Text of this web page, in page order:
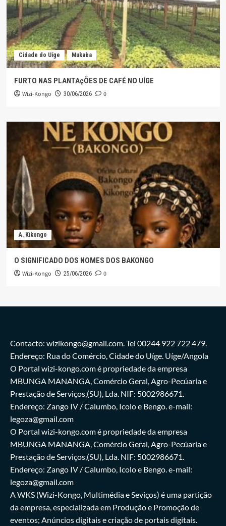
Cidade do Uíge Mukaba
FURTO NAS PLANTAçÕES DE CAFÉ NO UÍGE
Wizi-Kongo 30/06/2026 0
A. Kikongo
O SIGNIFICADO DOS NOMES DOS BAKONGO
Wizi-Kongo 25/06/2026 0
Contacto: wizikongo@gmail.com. Tel 00244 922 722 479.
Endereço: Rua do Comércio, Cidade do Uíge. Uíge/Angola
O Portal wizi-kongo.com é propriedade da empresa
MBUNGA MANANGA, Comércio Geral, Agro-Pecúaria e
Prestação de Serviços,(SU), Lda. NIF: 5002986671.
Endereço: Zango IV / Calumbo, Icolo e Bengo. e-mail:
legoza@gmail.com
O Portal wizi-kongo.com é propriedade da empresa
MBUNGA MANANGA, Comércio Geral, Agro-Pecúaria e
Prestação de Serviços,(SU), Lda. NIF: 5002986671.
Endereço: Zango IV / Calumbo, Icolo e Bengo. e-mail:
legoza@gmail.com
A WKS (Wizi-Kongo, Multimédia e Seviços) é uma partição
da empresa, especializada em Produção e Promoção de
eventos; Anúncios digitais e criação de portais digitais.